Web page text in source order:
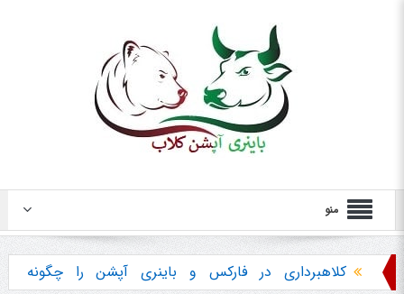
منو
کلاهبرداری در فارکس و باینری آپشن را چگونه